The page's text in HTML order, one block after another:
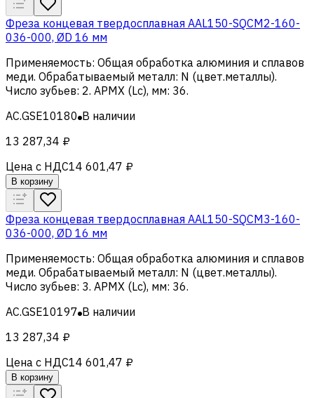
Фреза концевая твердосплавная AAL150-SQCM2-160-
036-000, ØD 16 мм
Применяемость: Общая обработка алюминия и сплавов
меди. Обрабатываемый металл: N (цвет.металлы).
Число зубьев: 2. APMX (Lc), мм: 36.
AC.GSE10180 В наличии
13 287,34 ₽
Цена с НДС14 601,47 ₽
В корзину
Фреза концевая твердосплавная AAL150-SQCM3-160-
036-000, ØD 16 мм
Применяемость: Общая обработка алюминия и сплавов
меди. Обрабатываемый металл: N (цвет.металлы).
Число зубьев: 3. APMX (Lc), мм: 36.
AC.GSE10197 В наличии
13 287,34 ₽
Цена с НДС14 601,47 ₽
В корзину